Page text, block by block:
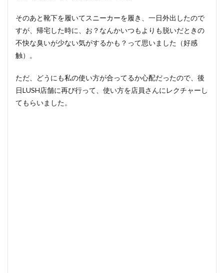
そのあと靴下を履いてスニーカーを履き、一日外出したので
すが、帰宅した時に、お？なんかいつもよりも脱いだときの
不快な臭いが少ない気がするかも？って思いました（好感
触）。
ただ、どうにも私の使い方が合ってるか心配だったので、後
日LUSH店舗に再び行って、使い方を店員さんにレクチャーし
てもらいました。